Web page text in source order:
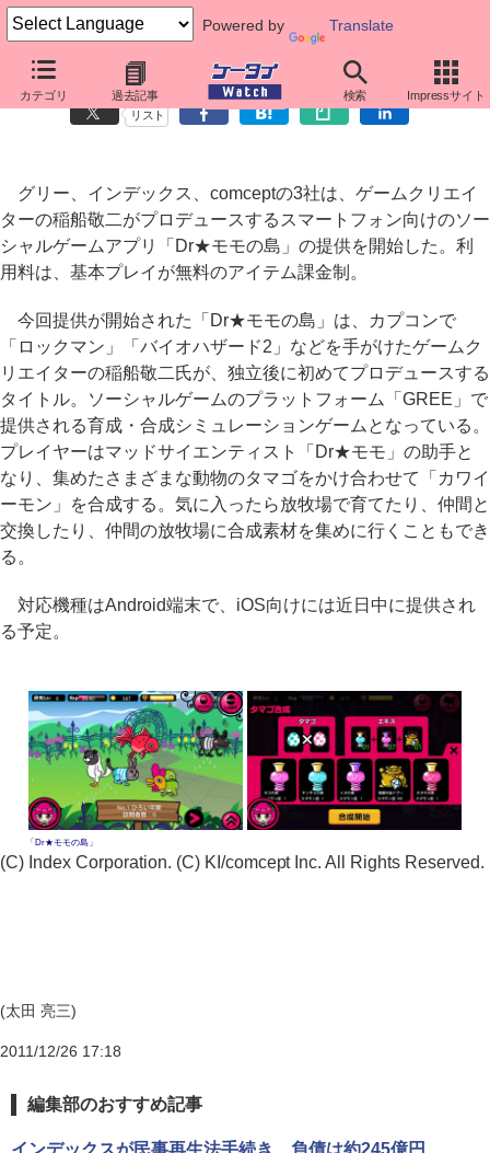
Powered by Translate
カテゴリ 過去記事 検索 Impressサイト
GREEに稲船敬二プロデュースの育成シミュレーションゲームが登場
リスト
グリー、インデックス、comceptの3社は、ゲームクリエイ
ターの稲船敬二がプロデュースするスマートフォン向けのソー
シャルゲームアプリ「Dr★モモの島」の提供を開始した。利
用料は、基本プレイが無料のアイテム課金制。
今回提供が開始された「Dr★モモの島」は、カプコンで
「ロックマン」「バイオハザード2」などを手がけたゲームク
リエイターの稲船敬二氏が、独立後に初めてプロデュースする
タイトル。ソーシャルゲームのプラットフォーム「GREE」で
提供される育成・合成シミュレーションゲームとなっている。
プレイヤーはマッドサイエンティスト「Dr★モモ」の助手と
なり、集めたさまざまな動物のタマゴをかけ合わせて「カワイ
ーモン」を合成する。気に入ったら放牧場で育てたり、仲間と
交換したり、仲間の放牧場に合成素材を集めに行くこともでき
る。
対応機種はAndroid端末で、iOS向けには近日中に提供され
る予定。
「Dr★モモの島」
(C) Index Corporation. (C) KI/comcept Inc. All Rights Reserved.
(太田 亮三)
2011/12/26 17:18
編集部のおすすめ記事
インデックスが民事再生法手続き、負債は約245億円